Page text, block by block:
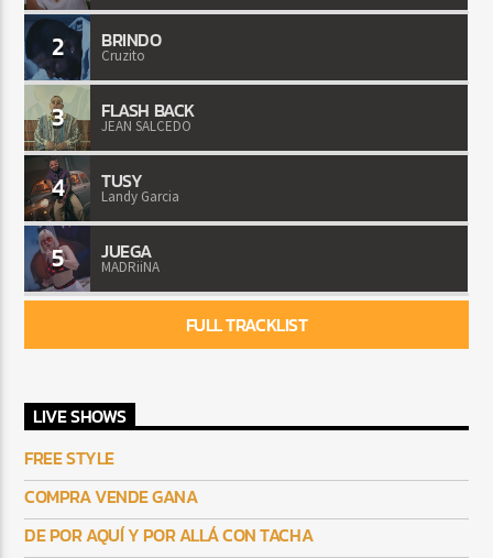
2 BRINDO
Cruzito
3 FLASH BACK
JEAN SALCEDO
4 TUSY
Landy Garcia
5 JUEGA
MADRiiNA
FULL TRACKLIST
LIVE SHOWS
FREE STYLE
COMPRA VENDE GANA
DE POR AQUÍ Y POR ALLÁ CON TACHA